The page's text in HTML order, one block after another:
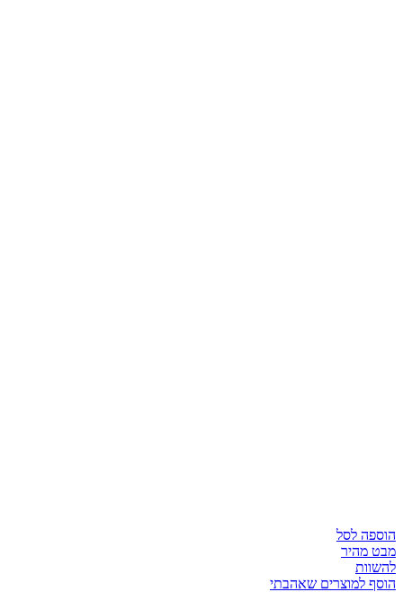
הוספה לסל
מבט מהיר
להשוות
הוסף למוצרים שאהבתי